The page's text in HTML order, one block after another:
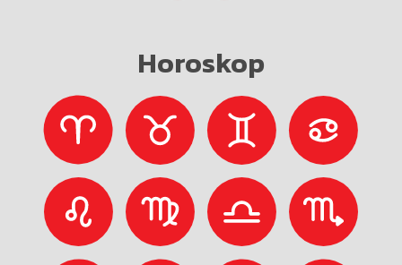
Horoskop